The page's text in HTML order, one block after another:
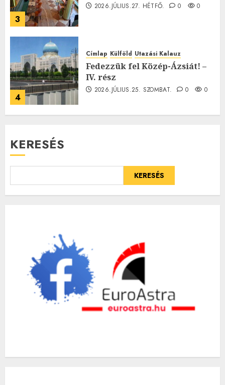
3
2026.JÚLIUS.27. HÉTFŐ. 0 0
4
Címlap Külföld Utazási Kalauz
Fedezzük fel Közép-Ázsiát! –
IV. rész
2026.JÚLIUS.25. SZOMBAT. 0 0
KERESÉS
KERESÉS